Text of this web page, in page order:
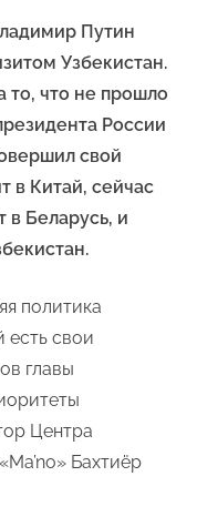
Визит
в
–
это
мнение
Путин
Узбекистан.
то, что не прошло
России
свой
в Китай, сейчас
в Беларусь, и
политика
есть свои
главы
Центра
Бахтиёр